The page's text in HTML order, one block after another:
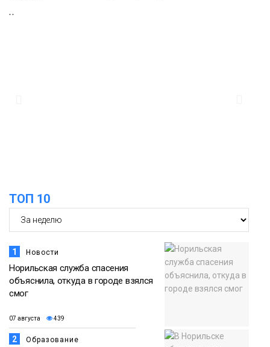
Новости
07 августа
Общество
ТОП 10
1 Новости
Норильская служба спасения
объяснила, откуда в городе взялся
смог
07 августа 439
2 Образование